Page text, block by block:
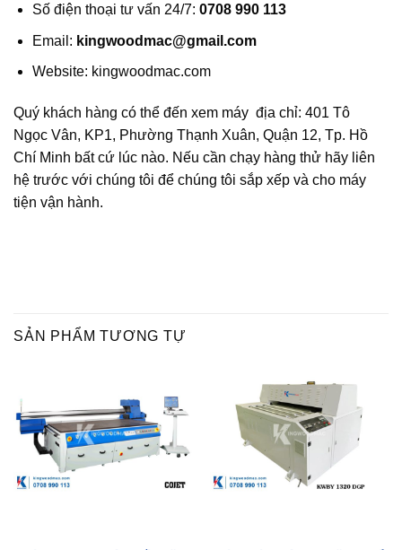
Số điện thoại tư vấn 24/7: 0708 990 113
Email: kingwoodmac@gmail.com
Website: kingwoodmac.com
Quý khách hàng có thể đến xem máy địa chỉ: 401 Tô
Ngọc Vân, KP1, Phường Thạnh Xuân, Quận 12, Tp. Hồ
Chí Minh bất cứ lúc nào. Nếu cần chạy hàng thử hãy liên
hệ trước với chúng tôi để chúng tôi sắp xếp và cho máy
tiện vận hành.
SẢN PHẨM TƯƠNG TỰ